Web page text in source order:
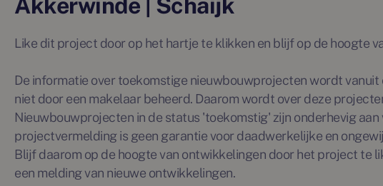
Akkerwinde | Schaijk
Like dit project door op het hartje te klikken en blijf op de hoogte
De informatie over toekomstige nieuwbouwprojecten wordt
niet door een makelaar beheerd. Daarom wordt over deze
Nieuwbouwprojecten in de status 'toekomstig' zijn onderhevig aan
projectvermelding is geen garantie voor daadwerkelijke en
Blijf daarom op de hoogte van ontwikkelingen door het project te
een melding van nieuwe ontwikkelingen.